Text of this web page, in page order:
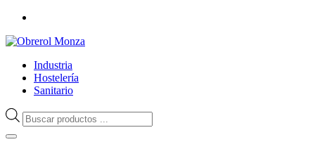
Industria
Hostelería
Sanitario
Búsqueda
de